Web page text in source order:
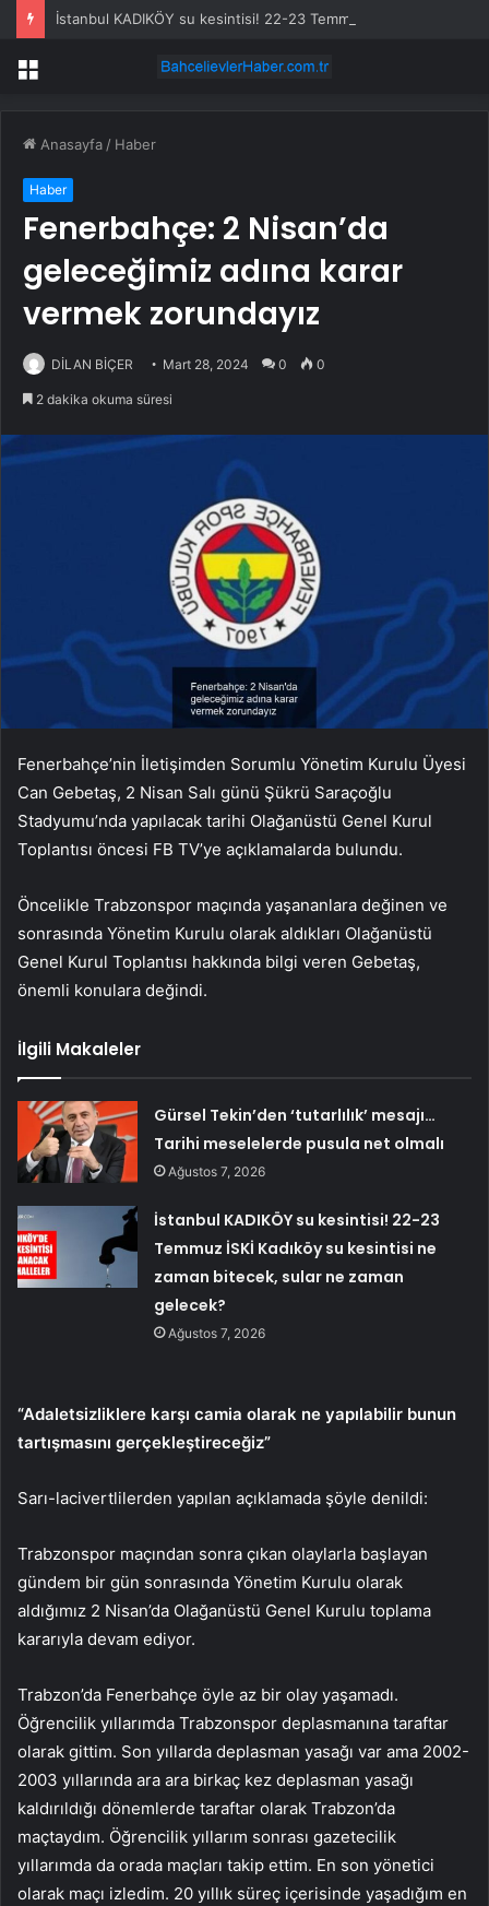
Menü
Anasayfa / Haber
Haber
Fenerbahçe: 2 Nisan’da
geleceğimiz adına karar
vermek zorundayız
DİLAN BİÇER Mart 28, 2024 0 0
2 dakika okuma süresi
Fenerbahçe’nin İletişimden Sorumlu Yönetim Kurulu Üyesi
Can Gebetaş, 2 Nisan Salı günü Şükrü Saraçoğlu
Stadyumu’nda yapılacak tarihi Olağanüstü Genel Kurul
Toplantısı öncesi FB TV’ye açıklamalarda bulundu.
Öncelikle Trabzonspor maçında yaşananlara değinen ve
sonrasında Yönetim Kurulu olarak aldıkları Olağanüstü
Genel Kurul Toplantısı hakkında bilgi veren Gebetaş,
önemli konulara değindi.
İlgili Makaleler
Gürsel Tekin’den ‘tutarlılık’ mesajı…
Tarihi meselelerde pusula net olmalı
Ağustos 7, 2026
İstanbul KADIKÖY su kesintisi! 22-23
Temmuz İSKİ Kadıköy su kesintisi ne
zaman bitecek, sular ne zaman
gelecek?
Ağustos 7, 2026
“Adaletsizliklere karşı camia olarak ne yapılabilir bunun
tartışmasını gerçekleştireceğiz”
Sarı-lacivertlilerden yapılan açıklamada şöyle denildi:
Trabzonspor maçından sonra çıkan olaylarla başlayan
gündem bir gün sonrasında Yönetim Kurulu olarak
aldığımız 2 Nisan’da Olağanüstü Genel Kurulu toplama
kararıyla devam ediyor.
Trabzon’da Fenerbahçe öyle az bir olay yaşamadı.
Öğrencilik yıllarımda Trabzonspor deplasmanına taraftar
olarak gittim. Son yıllarda deplasman yasağı var ama 2002-
2003 yıllarında ara ara birkaç kez deplasman yasağı
kaldırıldığı dönemlerde taraftar olarak Trabzon’da
maçtaydım. Öğrencilik yıllarım sonrası gazetecilik
yıllarımda da orada maçları takip ettim. En son yönetici
olarak maçı izledim. 20 yıllık süreç içerisinde yaşadığım en